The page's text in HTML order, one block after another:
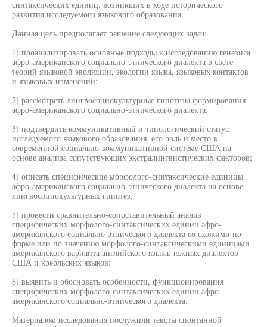
синтаксических единиц, возникших в ходе исторического
развития исследуемого языкового образования.
Данная цель предполагает решение следующих задач:
1) проанализировать основные подходы к исследованию генезиса
афро-американского социально-этнического диалекта в свете
теорий языковой эволюции, экологии языка, языковых контактов
и языковых изменений;
2) рассмотреть лингвосоциокультурные гипотезы формирования
афро-американского социально-этнического диалекта;
3) подтвердить коммуникативный и типологический статус
исследуемого языкового образования, его роль и место в
современной социально-коммуникативной системе США на
основе анализа сопутствующих экстралингвистических факторов;
4) описать специфические морфолого-синтаксические единицы
афро-американского социально-этнического диалекта на основе
лингвосоциокультурных гипотез;
5) провести сравнительно-сопоставительный анализ
специфических морфолого-синтаксических единиц афро-
американского социально-этнического диалекта со схожими по
форме или по значению морфолого-синтаксическими единицами
американского варианта английского языка, южных диалектов
США и креольских языков;
6) выявить и обосновать особенности, функционирования
специфических морфолого-синтаксических единиц афро-
американского социально-этнического диалекта.
Материалом исследования послужили тексты спонтанной